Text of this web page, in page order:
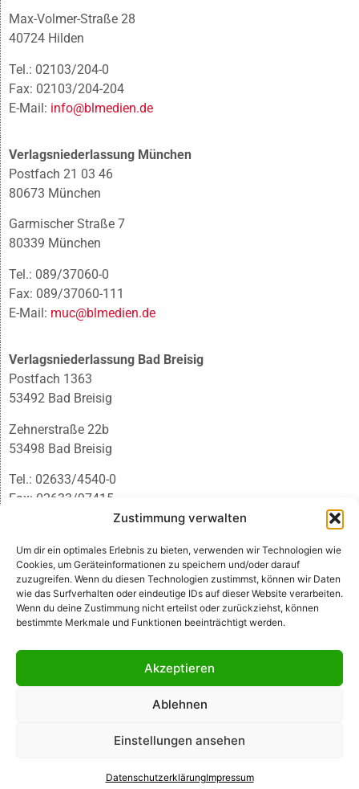
Zustimmung verwalten
Um dir ein optimales Erlebnis zu bieten, verwenden wir Technologien wie
Cookies, um Geräteinformationen zu speichern und/oder darauf
zuzugreifen. Wenn du diesen Technologien zustimmst, können wir Daten
wie das Surfverhalten oder eindeutige IDs auf dieser Website verarbeiten.
Wenn du deine Zustimmung nicht erteilst oder zurückziehst, können
bestimmte Merkmale und Funktionen beeinträchtigt werden.
Akzeptieren
Ablehnen
Einstellungen ansehen
DatenschutzerklärungImpressum
Max-Volmer-Straße 28
40724 Hilden
Tel.: 02103/204-0
Fax: 02103/204-204
E-Mail: info@blmedien.de
Verlagsniederlassung München
Postfach 21 03 46
80673 München
Garmischer Straße 7
80339 München
Tel.: 089/37060-0
Fax: 089/37060-111
E-Mail: muc@blmedien.de
Verlagsniederlassung Bad Breisig
Postfach 1363
53492 Bad Breisig
Zehnerstraße 22b
53498 Bad Breisig
Tel.: 02633/4540-0
Fax: 02633/97415
infobb@blmedien.de